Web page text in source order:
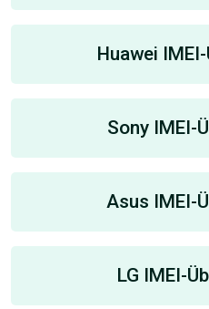
Huawei
Sony IMEI-
Asus IMEI-
LG IMEI-